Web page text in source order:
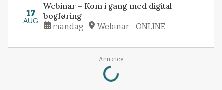
17
AUG
Webinar – Kom i gang med digital
bogføring
mandag Webinar - ONLINE
Annonce
Loading...